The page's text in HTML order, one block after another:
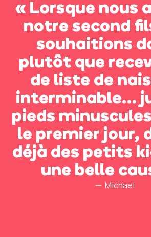
« Lorsque nous
notre second
souhaitions
plutôt que
de liste de
interminable…
pieds
le premier jour,
déjà des petits
une belle
— Michael